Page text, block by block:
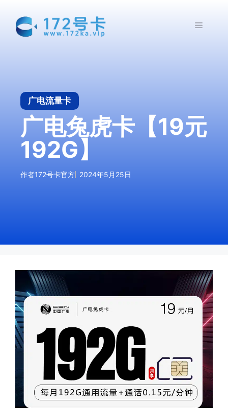
菜
广电流量卡
广电兔虎卡【19元
192G】
作者172号卡官方 2024年5月25日